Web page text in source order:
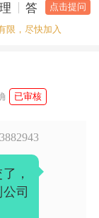
答疑老师
点击提问
限，尽快加入
已审核
，
司